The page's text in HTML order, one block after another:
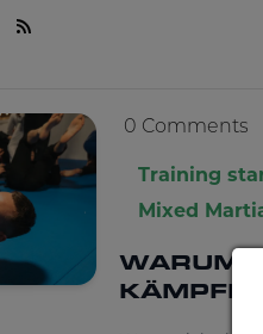
0 Comments
Training
Mixed
WARUM